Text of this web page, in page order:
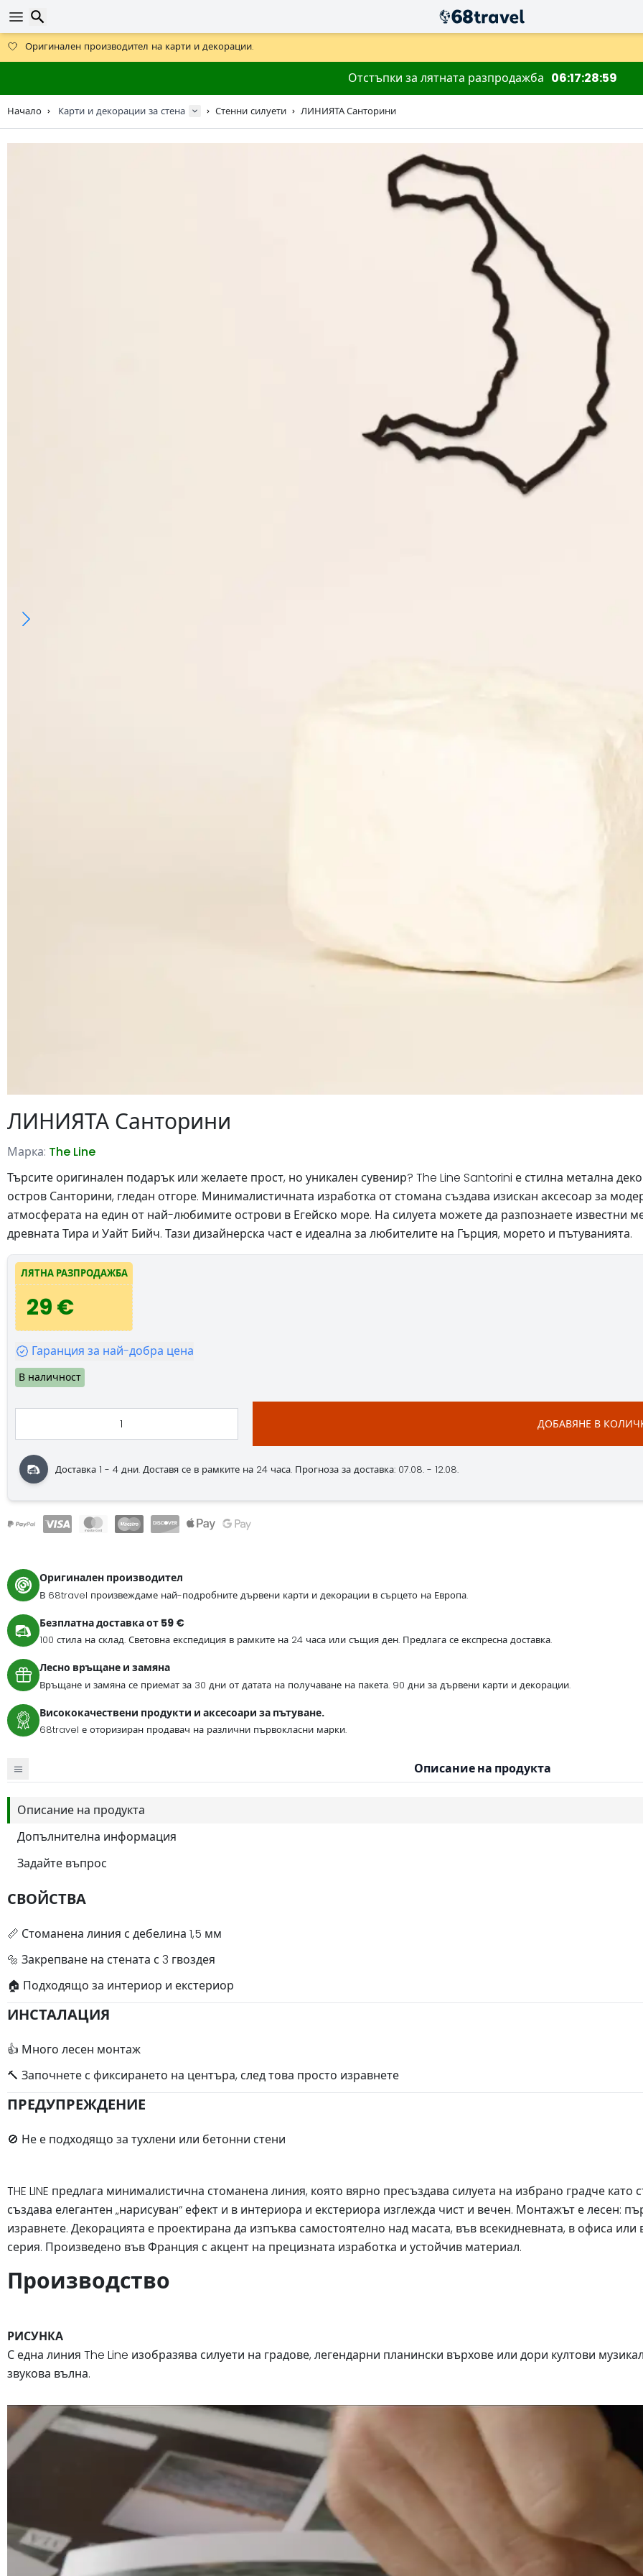
Предлага се и DHL Express за една нощ.
Отстъпки за лятната разпродажба 06 17 28 57
Начало Карти и декорации за стена Стенни силуети ЛИНИЯТА Санторини
ЛИНИЯТА Санторини
Марка: The Line
Търсите оригинален подарък или желаете прост, но уникален сувенир? The Line Santorini е стилна метална
остров Санторини, гледан отгоре. Минималистичната изработка от стомана създава изискан аксесоар за
атмосферата на един от най-любимите острови в Егейско море. На силуета можете да разпознаете известни
древната Тира и Уайт Бийч. Тази дизайнерска част е идеална за любителите на Гърция, морето и пътуванията.
ЛЯТНА РАЗПРОДАЖБА
29 €
Гаранция за най-добра цена
В наличност
ДОБАВЯНЕ В
Доставка 1 - 4 дни. Доставя се в рамките на 24 часа. Прогноза за доставка: 07.08. - 12.08.
Оригинален производител
В 68travel произвеждаме най-подробните дървени карти и декорации в сърцето на Европа.
Безплатна доставка от 59 €
100 стила на склад. Световна експедиция в рамките на 24 часа или същия ден. Предлага се експресна доставка.
Лесно връщане и замяна
Връщане и замяна се приемат за 30 дни от датата на получаване на пакета. 90 дни за дървени карти и декорации.
Висококачествени продукти и аксесоари за пътуване.
68travel е оторизиран продавач на различни първокласни марки.
Описание на продукта
Описание на продукта
Допълнителна информация
Задайте въпрос
СВОЙСТВА
📏 Стоманена линия с дебелина 1,5 мм
🔩 Закрепване на стената с 3 гвоздея
🏠 Подходящо за интериор и екстериор
ИНСТАЛАЦИЯ
👍 Много лесен монтаж
🔨 Започнете с фиксирането на центъра, след това просто изравнете
ПРЕДУПРЕЖДЕНИЕ
🚫 Не е подходящо за тухлени или бетонни стени
THE LINE предлага минималистична стоманена линия, която вярно пресъздава силуета на избрано градче
създава елегантен „нарисуван“ ефект и в интериора и екстериора изглежда чист и вечен. Монтажът е лесен:
изравнете. Декорацията е проектирана да изпъква самостоятелно над масата, във всекидневната, в офиса
серия. Произведено във Франция с акцент на прецизната изработка и устойчив материал.
Производство
РИСУНКА
С една линия The Line изобразява силуети на градове, легендарни планински върхове или дори култови
звукова вълна.